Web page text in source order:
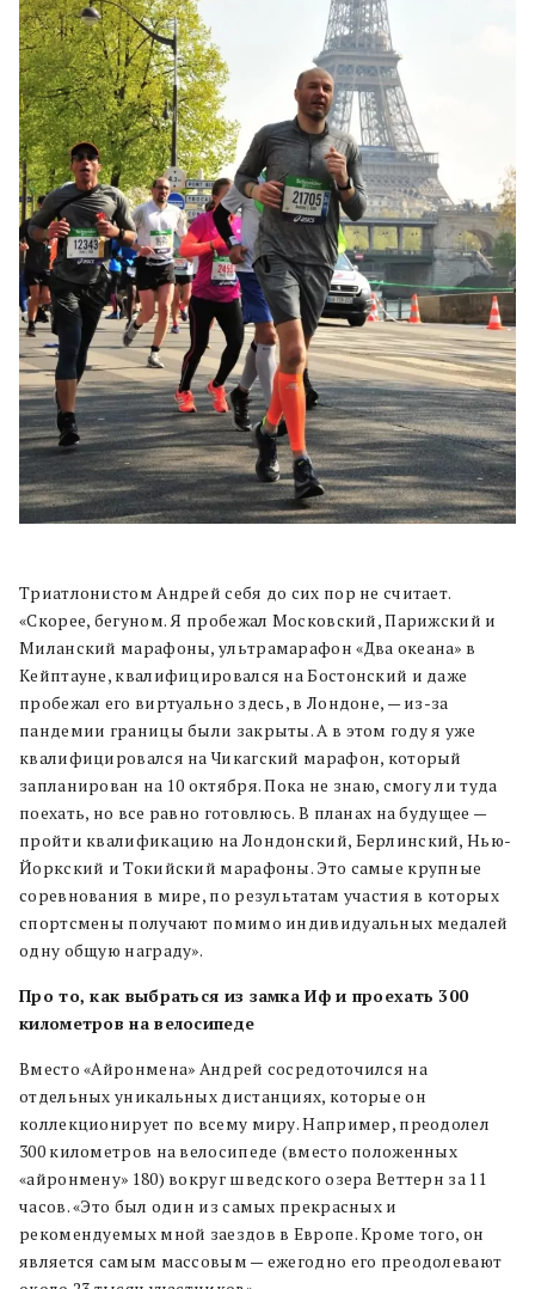
Триатлонистом Андрей себя до сих пор не считает.
«Скорее, бегуном. Я пробежал Московский, Парижский и
Миланский марафоны, ультрамарафон «Два океана» в
Кейптауне, квалифицировался на Бостонский и даже
пробежал его виртуально здесь, в Лондоне, — из-за
пандемии границы были закрыты. А в этом году я уже
квалифицировался на Чикагский марафон, который
запланирован на 10 октября. Пока не знаю, смогу ли туда
поехать, но все равно готовлюсь. В планах на будущее —
пройти квалификацию на Лондонский, Берлинский, Нью-
Йоркский и Токийский марафоны. Это самые крупные
соревнования в мире, по результатам участия в которых
спортсмены получают помимо индивидуальных медалей
одну общую награду».
Про то, как выбраться из замка Иф и проехать 300
километров на велосипеде
Вместо «Айронмена» Андрей сосредоточился на
отдельных уникальных дистанциях, которые он
коллекционирует по всему миру. Например, преодолел
300 километров на велосипеде (вместо положенных
«айронмену» 180) вокруг шведского озера Веттерн за 11
часов. «Это был один из самых прекрасных и
рекомендуемых мной заездов в Европе. Кроме того, он
является самым массовым — ежегодно его преодолевают